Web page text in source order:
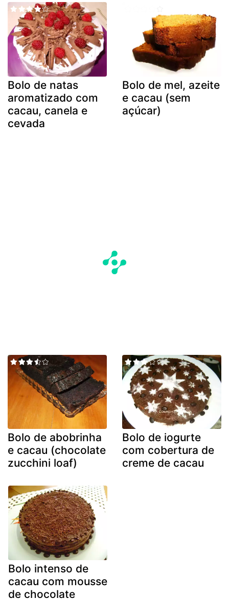
Bolo de natas
aromatizado com
cacau, canela e
cevada
Bolo de mel, azeite
e cacau (sem
açúcar)
Bolo de abobrinha
e cacau (chocolate
zucchini loaf)
Bolo de iogurte
com cobertura de
creme de cacau
Bolo intenso de
cacau com mousse
de chocolate